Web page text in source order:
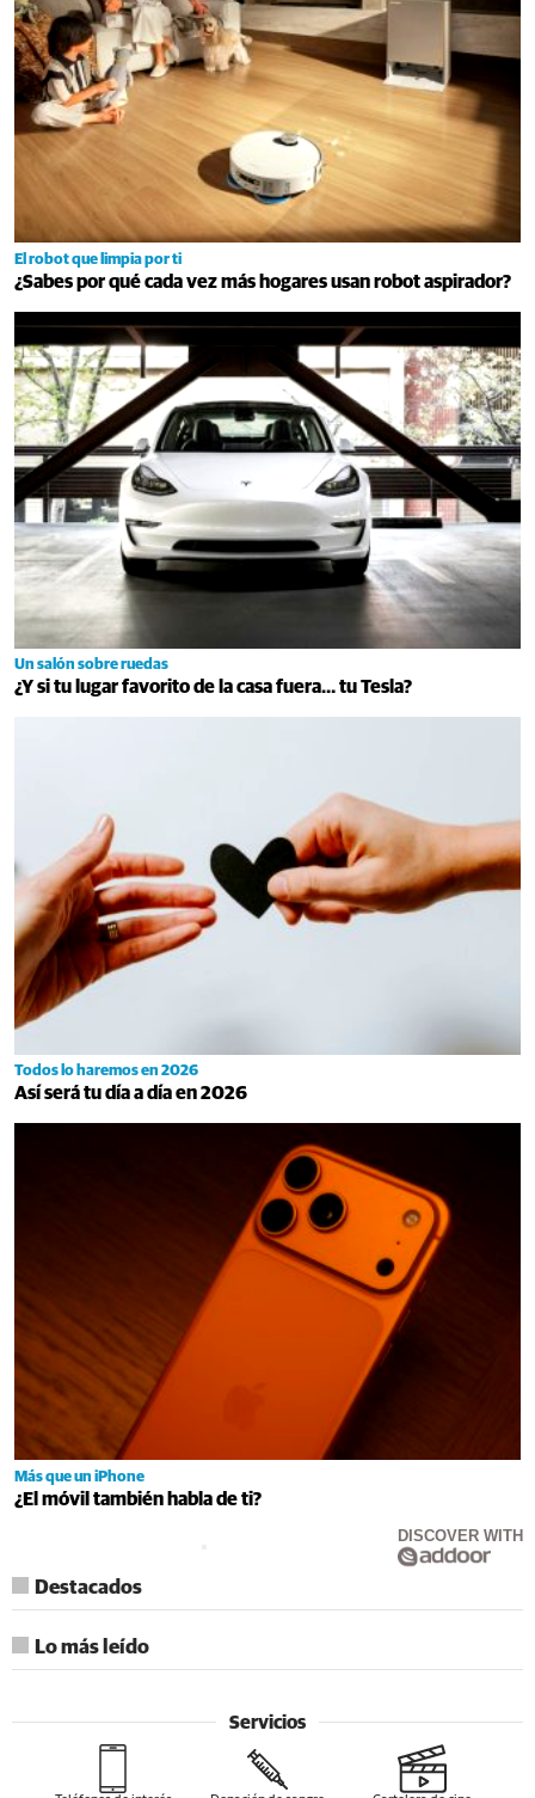
El robot que limpia por ti
¿Sabes por qué cada vez más hogares usan robot aspirador?
Un salón sobre ruedas
¿Y si tu lugar favorito de la casa fuera… tu Tesla?
Todos lo haremos en 2026
Así será tu día a día en 2026
Más que un iPhone
¿El móvil también habla de ti?
DISCOVER WITH
Destacados
Lo más leído
Servicios